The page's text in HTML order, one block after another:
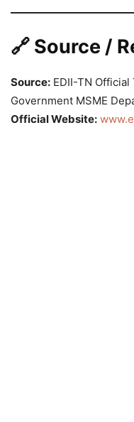
🔗 Source /
Source: EDII-TN
Government MSME
Official Website: